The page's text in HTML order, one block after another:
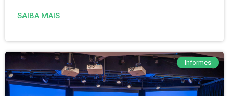
SAIBA MAIS
Informes